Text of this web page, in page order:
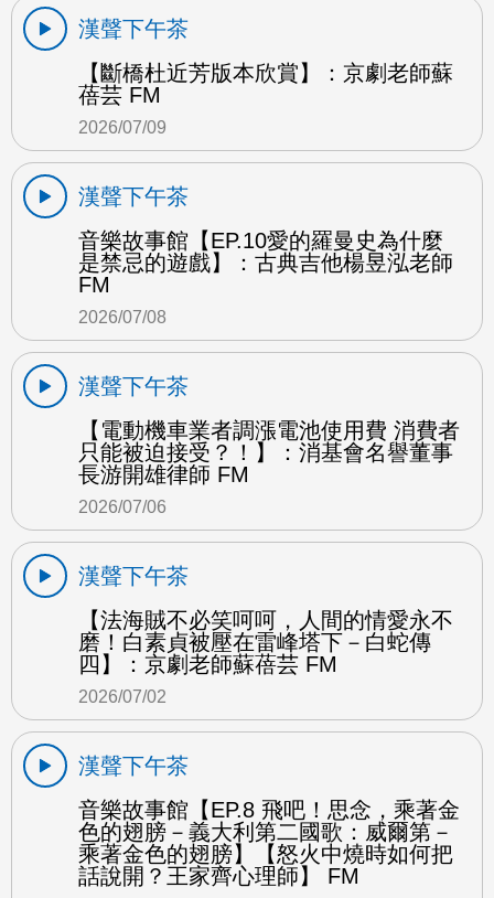
漢聲下午茶
【斷橋杜近芳版本欣賞】：京劇老師蘇
蓓芸 FM
2026/07/09
漢聲下午茶
音樂故事館【EP.10愛的羅曼史為什麼
是禁忌的遊戲】：古典吉他楊昱泓老師
FM
2026/07/08
漢聲下午茶
【電動機車業者調漲電池使用費 消費者
只能被迫接受？！】：消基會名譽董事
長游開雄律師 FM
2026/07/06
漢聲下午茶
【法海賊不必笑呵呵，人間的情愛永不
磨！白素貞被壓在雷峰塔下－白蛇傳
四】：京劇老師蘇蓓芸 FM
2026/07/02
漢聲下午茶
音樂故事館【EP.8 飛吧！思念，乘著金
色的翅膀－義大利第二國歌：威爾第－
乘著金色的翅膀】【怒火中燒時如何把
話說開？王家齊心理師】 FM